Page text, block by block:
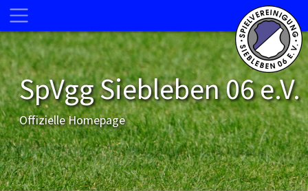
SpVgg Siebleben 06 e.V.
Offizielle Homepage